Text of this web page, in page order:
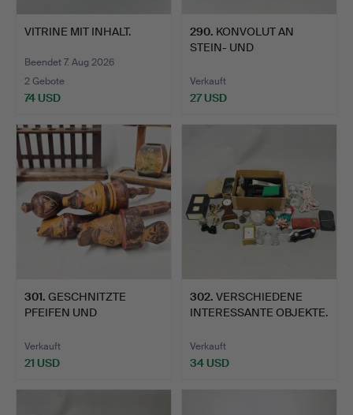
VITRINE MIT INHALT.
Beendet 7. Aug 2026
2 Gebote
74 USD
290. KONVOLUT AN
STEIN- UND
Verkauft
27 USD
301. GESCHNITZTE
PFEIFEN UND
Verkauft
21 USD
302. VERSCHIEDENE
INTERESSANTE OBJEKTE.
Verkauft
34 USD